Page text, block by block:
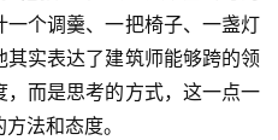
个调羹、一把椅子、一盏灯
实表达了建筑师能够跨的领
而是思考的方式，这一点一
法和态度。